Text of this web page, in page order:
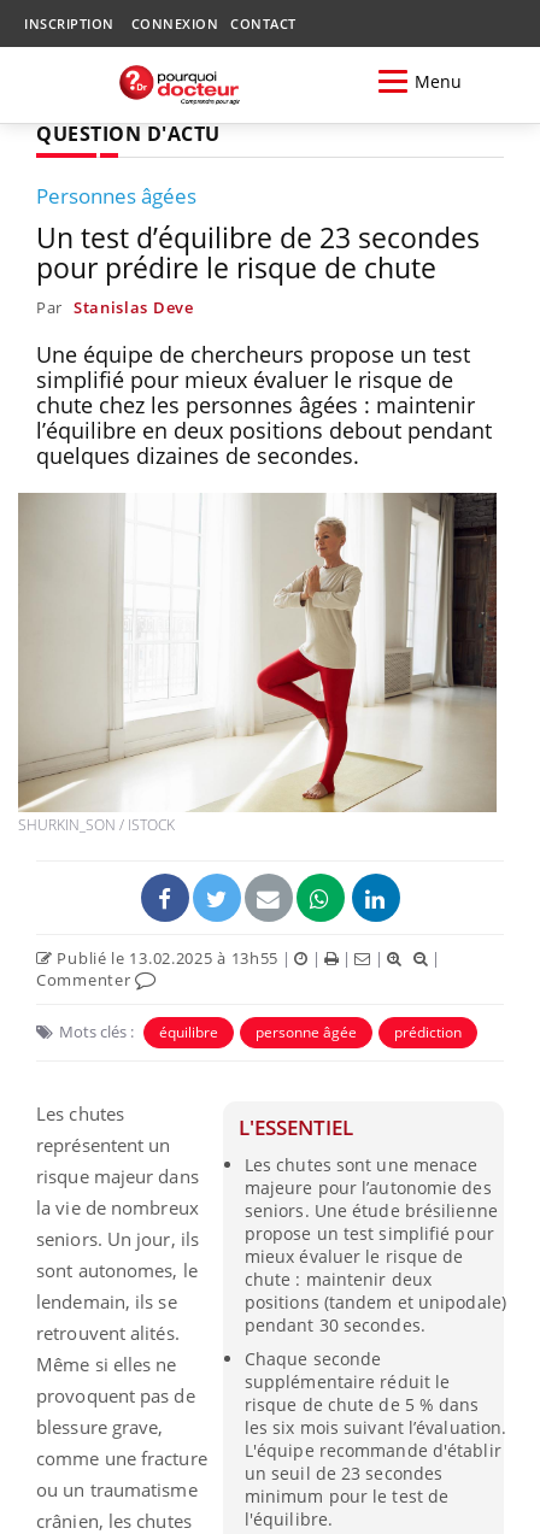
INSCRIPTION CONNEXION CONTACT
Menu
QUESTION D'ACTU
Personnes âgées
Un test d’équilibre de 23 secondes
pour prédire le risque de chute
Par Stanislas Deve
Une équipe de chercheurs propose un test
simplifié pour mieux évaluer le risque de
chute chez les personnes âgées : maintenir
l’équilibre en deux positions debout pendant
quelques dizaines de secondes.
SHURKIN_SON / ISTOCK
Publié le 13.02.2025 à 13h55 | | | |
|
Commenter
Mots clés : équilibre personne âgée prédiction
L'ESSENTIEL
Les chutes sont une menace
majeure pour l’autonomie des
seniors. Une étude brésilienne
propose un test simplifié pour
mieux évaluer le risque de
chute : maintenir deux
positions (tandem et unipodale)
pendant 30 secondes.
Chaque seconde
supplémentaire réduit le
risque de chute de 5 % dans
les six mois suivant l’évaluation.
L'équipe recommande d'établir
un seuil de 23 secondes
minimum pour le test de
l'équilibre.
Les chutes
représentent un
risque majeur dans
la vie de nombreux
seniors. Un jour, ils
sont autonomes, le
lendemain, ils se
retrouvent alités.
Même si elles ne
provoquent pas de
blessure grave,
comme une fracture
ou un traumatisme
crânien, les chutes